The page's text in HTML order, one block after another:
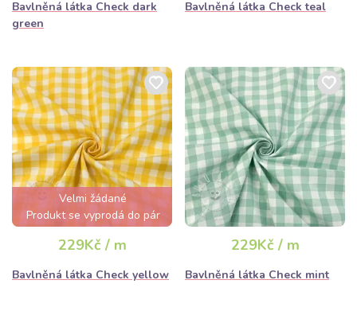
Bavlněná látka Check dark
green
Bavlněná látka Check teal
Velmi žádané
Produkt se vyprodá do pár
hodin
229Kč / m
Bavlněná látka Check yellow
229Kč / m
Bavlněná látka Check mint